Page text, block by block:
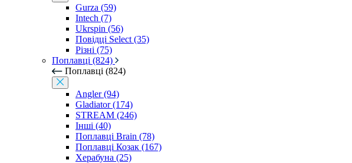
Gurza (59)
Intech (7)
Ukrspin (56)
Повідці Select (35)
Різні (75)
Поплавці (824)
Поплавці (824)
Angler (94)
Gladiator (174)
STREAM (246)
Інші (40)
Поплавці Brain (78)
Поплавці Козак (167)
Херабуна (25)